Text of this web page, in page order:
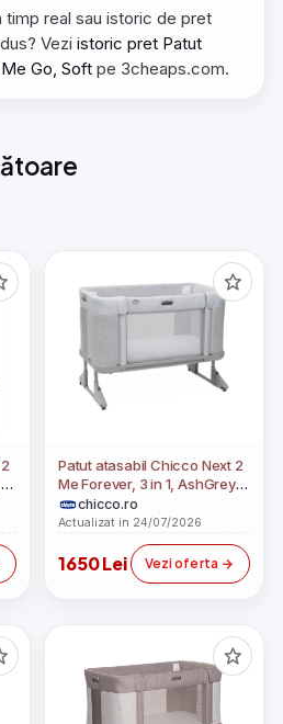
real sau istoric de pret
Vezi istoric pret Patut
Go, Soft pe 3cheaps.com.
0
Patut atasabil Chicco Next 2
Me Forever, 3 in 1, AshGrey
(Gri), 0luni+
chicco.ro
Actualizat in 24/07/2026
1650 Lei Vezi oferta